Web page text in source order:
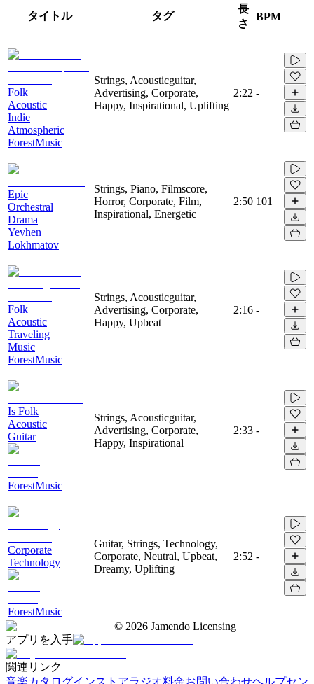
タイトル タグ
長
さ
BPM
Folk
Acoustic
Indie
Atmospheric
ForestMusic
Strings, Acousticguitar,
Advertising, Corporate,
Happy, Inspirational, Uplifting
2:22 -
Epic
Orchestral
Drama
Yevhen
Lokhmatov
Strings, Piano, Filmscore,
Horror, Corporate, Film,
Inspirational, Energetic
2:50 101
Folk
Acoustic
Traveling
Music
ForestMusic
Strings, Acousticguitar,
Advertising, Corporate,
Happy, Upbeat
2:16 -
Is Folk
Acoustic
Guitar
ForestMusic
Strings, Acousticguitar,
Advertising, Corporate,
Happy, Inspirational
2:33 -
Corporate
Technology
ForestMusic
Guitar, Strings, Technology,
Corporate, Neutral, Upbeat,
Dreamy, Uplifting
2:52 -
© 2026 Jamendo Licensing
アプリを入手
関連リンク
音楽カタログインストアラジオ料金お問い合わせヘルプセン